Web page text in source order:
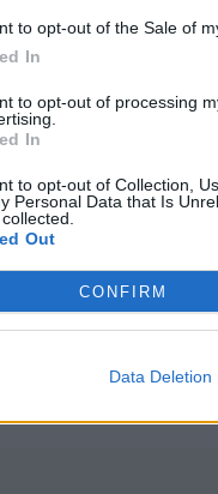
to opt-out of the Sale of
In
to opt-out of processing
In
to opt-out of Collection,
Personal Data that Is
Out
CONFIRM
Data Deletion